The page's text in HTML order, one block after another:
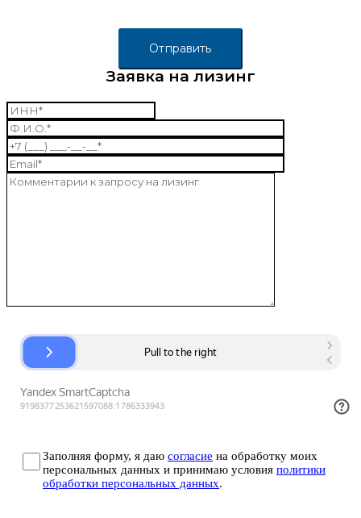
Заявка на лизинг
Заполняя форму, я даю согласие на обработку моих
персональных данных и принимаю условия политики
обработки персональных данных.